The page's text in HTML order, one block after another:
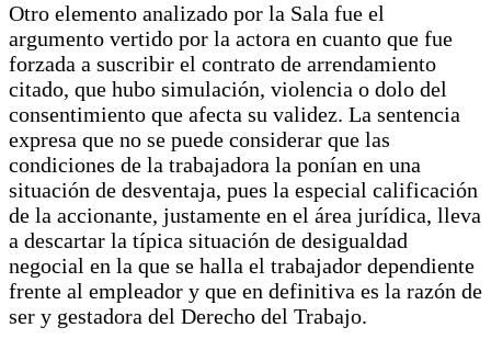
Otro elemento analizado por la Sala fue el
argumento vertido por la actora en cuanto que fue
forzada a suscribir el contrato de arrendamiento
citado, que hubo simulación, violencia o dolo del
consentimiento que afecta su validez. La sentencia
expresa que no se puede considerar que las
condiciones de la trabajadora la ponían en una
situación de desventaja, pues la especial calificación
de la accionante, justamente en el área jurídica, lleva
a descartar la típica situación de desigualdad
negocial en la que se halla el trabajador dependiente
frente al empleador y que en definitiva es la razón de
ser y gestadora del Derecho del Trabajo.